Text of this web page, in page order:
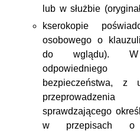
lub w służbie
kserokopie
osobowego o
do wglądu). W
bezpieczeństwa, z
sprawdzającego
w przepisach o